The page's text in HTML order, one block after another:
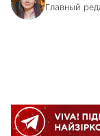
Главный